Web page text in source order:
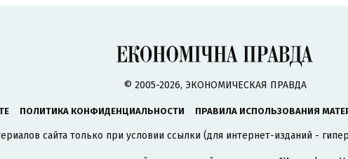
© 2005-2026, ЭКОНОМИЧЕСКАЯ ПРАВДА
ПОЛИТИКА КОНФИДЕНЦИАЛЬНОСТИ ПРАВИЛА ИСПОЛЬЗОВАНИЯ
сайта только при условии ссылки (для интернет-изданий -